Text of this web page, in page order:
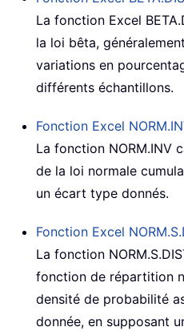
La fonction Excel
la loi bêta,
variations en
différents échantillons.
Fonction Excel
La fonction NORM.INV
de la loi normale
un écart type donnés.
Fonction Excel
La fonction
fonction de répartition
densité de probabilité
donnée, en supposant